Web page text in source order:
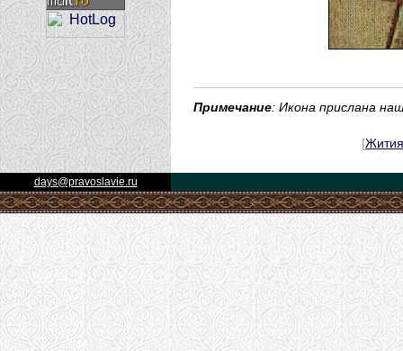
Примечание: Икона прислана
[Жития
days@pravoslavie.ru